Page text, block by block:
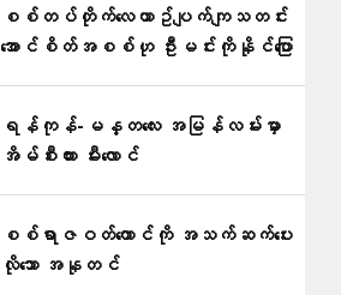
စစ်တပ်တိုက်​လေယာဥ်ပျက်ကျသတင်း
အောင်စိတ်အစစ်ဟု ဦးမင်းကိုနိုင်​ပြော
ရန်ကုန်-မန္တလေး အမြန်လမ်းမှာ
အိမ်စီးကား မီးလောင်
စစ်ရာဇဝတ်ကောင်ကို အသက်ဆက်ပေး
လိုသော အနုတင်